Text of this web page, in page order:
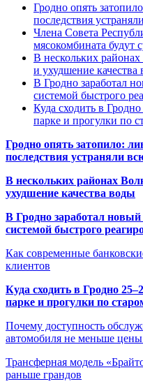
Гродно опять
последствия
Члена Совета
мясокомбината будут
В нескольких
и ухудшение качества
В Гродно заработал
системой быстрого
Куда сходить в
парке и прогулки по
Гродно опять затопило:
последствия устраняли
В нескольких районах
ухудшение качества воды
В Гродно заработал
системой быстрого
Как современные
клиентов
Куда сходить в Гродно
парке и прогулки по
Почему доступность
автомобиля не меньше
Трансферная модель
раньше грандов